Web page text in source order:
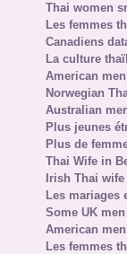
Thai women
Les femmes
Canadiens
La culture
American
Norwegian
Australian
Plus jeunes
Plus de
Thai Wife in
Irish Thai
Les mariages
Some UK
American
Les femmes